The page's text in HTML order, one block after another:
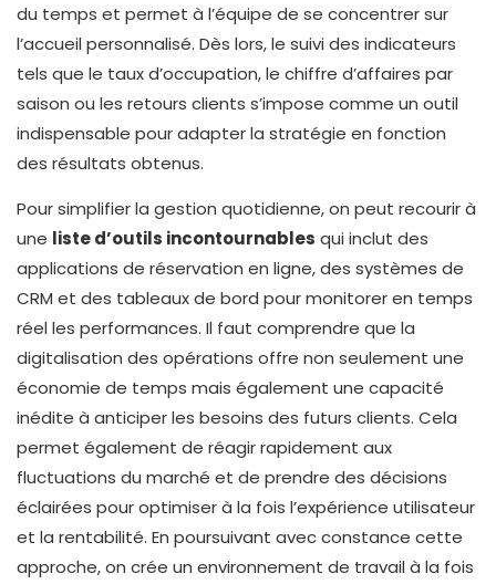
du temps et permet à l’équipe de se concentrer sur
l’accueil personnalisé. Dès lors, le suivi des indicateurs
tels que le taux d’occupation, le chiffre d’affaires par
saison ou les retours clients s’impose comme un outil
indispensable pour adapter la stratégie en fonction
des résultats obtenus.
Pour simplifier la gestion quotidienne, on peut recourir à
une liste d’outils incontournables qui inclut des
applications de réservation en ligne, des systèmes de
CRM et des tableaux de bord pour monitorer en temps
réel les performances. Il faut comprendre que la
digitalisation des opérations offre non seulement une
économie de temps mais également une capacité
inédite à anticiper les besoins des futurs clients. Cela
permet également de réagir rapidement aux
fluctuations du marché et de prendre des décisions
éclairées pour optimiser à la fois l’expérience utilisateur
et la rentabilité. En poursuivant avec constance cette
approche, on crée un environnement de travail à la fois